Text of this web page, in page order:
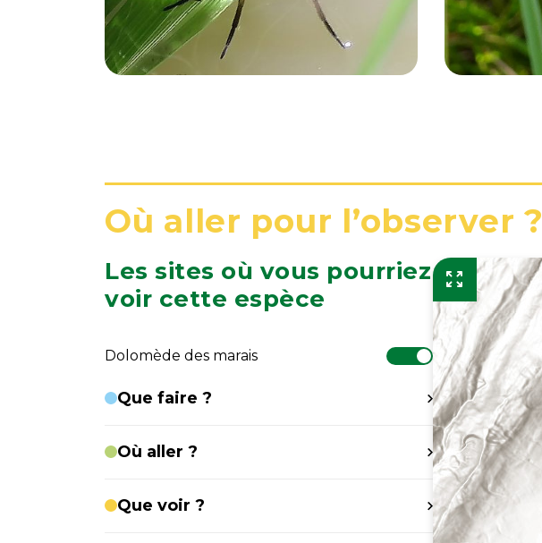
Où aller pour l’observer ?
Les sites où vous pourriez
voir cette espèce
Dolomède des marais
Que faire ?
Où aller ?
Que voir ?